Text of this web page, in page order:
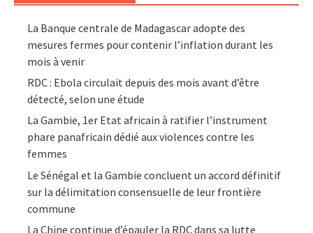
La Banque centrale de Madagascar adopte des
mesures fermes pour contenir l’inflation durant les
mois à venir
RDC : Ebola circulait depuis des mois avant d’être
détecté, selon une étude
La Gambie, 1er Etat africain à ratifier l’instrument
phare panafricain dédié aux violences contre les
femmes
Le Sénégal et la Gambie concluent un accord définitif
sur la délimitation consensuelle de leur frontière
commune
La Chine continue d’épauler la RDC dans sa lutte